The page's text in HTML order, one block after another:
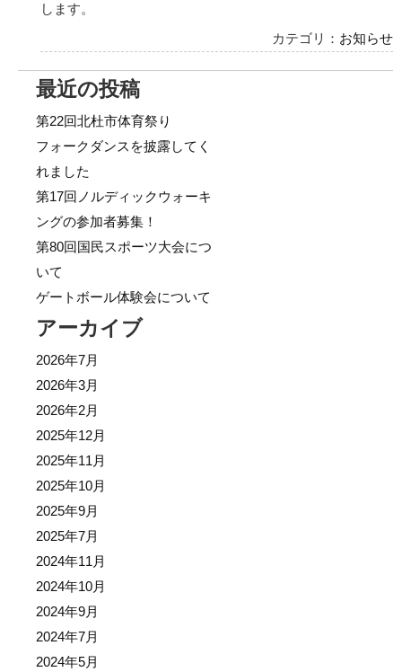
最近の投稿
第22回北杜市体育祭り
フォークダンスを披露してく
れました
第17回ノルディックウォーキ
ングの参加者募集！
第80回国民スポーツ大会につ
いて
ゲートボール体験会について
アーカイブ
2026年7月
2026年3月
2026年2月
2025年12月
2025年11月
2025年10月
2025年9月
2025年7月
2024年11月
2024年10月
2024年9月
2024年7月
2024年5月
します。
カテゴリ： お知らせ